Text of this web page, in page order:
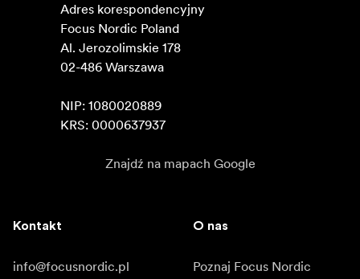
Adres korespondencyjny
Focus Nordic Poland
Al. Jerozolimskie 178
02-486 Warszawa
NIP: 1080020889
KRS: 0000637937
Znajdź na mapach Google
Kontakt
info@focusnordic.pl
O nas
Poznaj Focus Nordic